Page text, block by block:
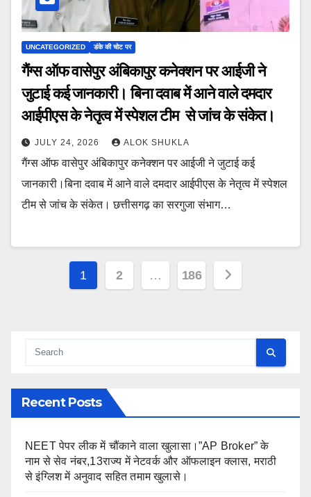
UNCATEGORIZED डंके की चोट पर
गैंग्स ऑफ वासेपुर अंबिकापुर कनेक्शन पर आईजी ने
जुटाई कई जानकारी। बिना दवाब में आने वाले दमदार
आईपीएस के नेतृत्व में स्पेशल टीम से जांच के संकेत।
JULY 24, 2026 ALOK SHUKLA
गैंग्स ऑफ वासेपुर अंबिकापुर कनेक्शन पर आईजी ने जुटाई कई
जानकारी।बिना दवाब में आने वाले दमदार आईपीएस के नेतृत्व में स्पेशल
टीम से जांच के संकेत। छत्तीसगढ़ का सरगुजा संभाग…
Posts
1 2 … 186
Recent Posts
NEET पेपर लीक में चौंकाने वाला खुलासा।”AP Broker” के
नाम से सेव नंबर,13राज्य में नेटवर्क और ऑफलाइन क्लास, मराठी
से इंग्लिश में अनुवाद सहित तमाम खुलासे।